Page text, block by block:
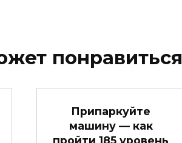
понравиться
Припаркуйте
машину — как
пройти 185 уровень